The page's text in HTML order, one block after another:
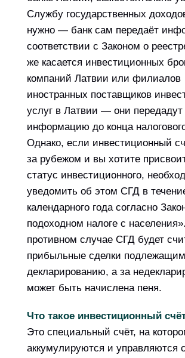
Службу государственных
нужно — банк сам передаёт
соответствии с Законом о
же касается инвестиционных
компаний Латвии или филиалов
иностранных поставщиков
услуг в Латвии — они передадут
информацию до конца
Однако, если инвестиционный
за рубежом и вы хотите
статус инвестиционного,
уведомить об этом СГД в
календарного года согласно
подоходном налоге с
противном случае СГД будет
прибыльные сделки
декларированию, а за
может быть начислена пеня.
Что такое инвестиционный
Это специальный счёт, на
аккумулируются и управляются